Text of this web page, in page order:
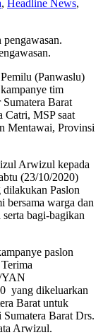
, Headline News,
(Panwaslu)
tim
Barat
MSP saat
Mentawai, Provinsi
Arwizul kepada
(23/10/2020)
dilakukan Paslon
bersama warga dan
bagi-bagikan
paslon
YAN
yang dikeluarkan
Barat untuk
Barat Drs.
Arwizul.